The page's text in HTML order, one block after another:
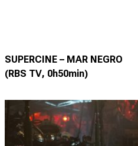
SUPERCINE – MAR NEGRO
(RBS TV, 0h50min)